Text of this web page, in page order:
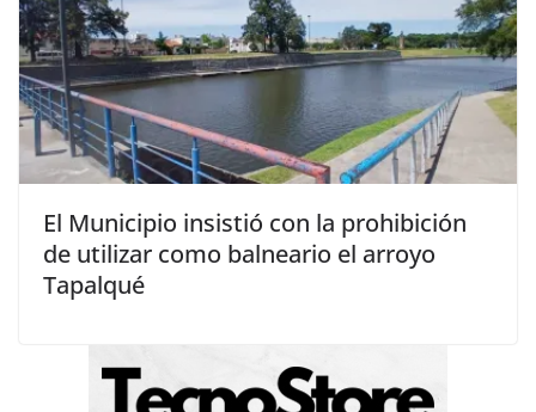
El Municipio insistió con la prohibición
de utilizar como balneario el arroyo
Tapalqué